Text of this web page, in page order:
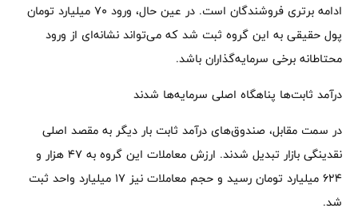
ادامه برتری فروشندگان است. در عین حال، ورود 70 میلیارد تومان
پول حقیقی به این گروه ثبت شد که می‌تواند نشانه‌ای از ورود
محتاطانه برخی سرمایه‌گذاران باشد.
درآمد ثابت‌ها پناهگاه اصلی سرمایه‌ها شدند
در سمت مقابل، صندوق‌های درآمد ثابت بار دیگر به مقصد اصلی
نقدینگی بازار تبدیل شدند. ارزش معاملات این گروه به 47 هزار و
624 میلیارد تومان رسید و حجم معاملات نیز 17 میلیارد واحد ثبت
شد.